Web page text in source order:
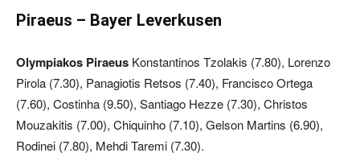
Piraeus – Bayer Leverkusen
Olympiakos Piraeus Konstantinos Tzolakis (7.80), Lorenzo
Pirola (7.30), Panagiotis Retsos (7.40), Francisco Ortega
(7.60), Costinha (9.50), Santiago Hezze (7.30), Christos
Mouzakitis (7.00), Chiquinho (7.10), Gelson Martins (6.90),
Rodinei (7.80), Mehdi Taremi (7.30).